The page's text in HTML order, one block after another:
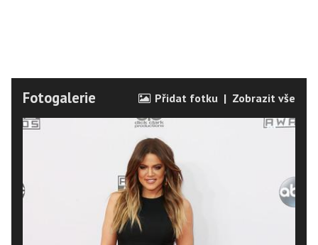
Fotogalerie Přidat fotku | Zobrazit vše